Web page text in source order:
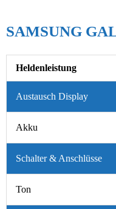
SAMSUNG
Heldenleistung
Austausch Display
Akku
Schalter & Anschlüsse
Ton